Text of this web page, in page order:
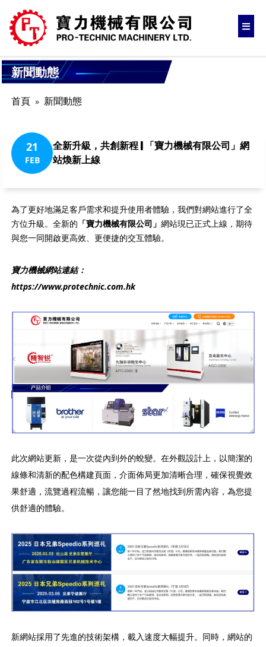
新聞動態
首頁 新聞動態
21
FEB
全新升級，共創新程 | 「寶力機械有限公司」網
站煥新上線
為了更好地滿足客戶需求和提升使用者體驗，我們對網站進行了全
方位升級。全新的 「寶力機械有限公司」網站現已正式上線，期待
與您一同開啟更高效、更便捷的交互體驗。
寶力機械網站連結：
https://www.protechnic.com.hk
此次網站更新，是一次從內到外的蛻變。在外觀設計上，以簡潔的
線條和清新的配色構建頁面，介面佈局更加清晰合理，確保視覺效
果舒適，流覽過程流暢，讓您能一目了然地找到所需內容，為您提
供舒適的體驗。
新網站採用了先進的技術架構，載入速度大幅提升。同時，網站的